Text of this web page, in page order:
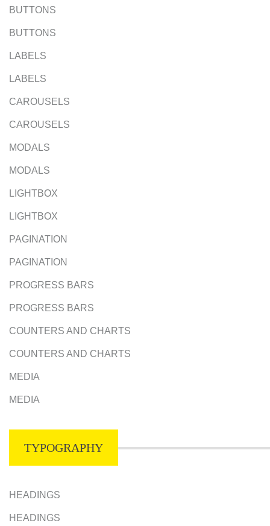
BUTTONS
BUTTONS
LABELS
LABELS
CAROUSELS
CAROUSELS
MODALS
MODALS
LIGHTBOX
LIGHTBOX
PAGINATION
PAGINATION
PROGRESS BARS
PROGRESS BARS
COUNTERS AND CHARTS
COUNTERS AND CHARTS
MEDIA
MEDIA
TYPOGRAPHY
HEADINGS
HEADINGS